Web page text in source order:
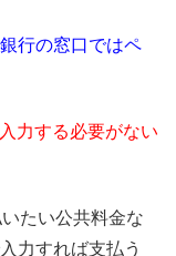
銀行の窓口ではペ
力する必要がない
たい公共料金な
力すれば支払う